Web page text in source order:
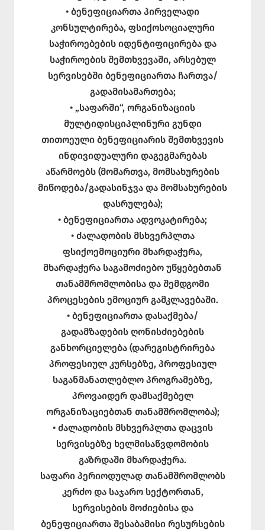
• ბენეფიციართა პირველადი
კონსულტირება, ფსიქოსოციალური
საჭიროებების იდენტიფიცირება და
საჭიროების შემთხვევაში, არსებულ
სერვისებში ბენეფიციართა ჩართვა/
გადამისამართება;
• „საფარში“, ორგანიზაციის
მულტიდისციპლინური გუნდი
თითოეული ბენეფიციარის შემთხვევის
ინდივიდუალური დაგეგმარებას
აწარმოებს (მომართვა, მომსახურების
მიწოდება/გადასინჯვა და მომსახურების
დასრულება);
• ბენეფიციართა ადვოკატირება;
• ძალადობის მსხვერპლთა
ფსიქოემოციური მხარდაჭერა,
მხარდაჭერა საგამოძიებო უწყებებთან
თანამშრომლობისა და შემდგომი
პროცესების ემოციურ გამკლავებაში.
• ბენეფიციართა დასაქმება/
გადამზადების ღონისძიებების
განხორციელება (დარეგისტრირება
პროფესიულ კურსებზე, პროფესიულ
საგანმანათლებლო პროგრამებზე,
პროვაიდერ დამსაქმებელ
ორგანიზაციებთან თანამშრომლობა);
• ძალადობის მსხვერპლთა დაცვის
სერვისებზე ხელმისაწვდომობის
გაზრდაში მხარდაჭერა.
საფარი პერიოდულად თანამშრომლობს
კერძო და საჯარო სექტორთან,
სერვისების მოძიებისა და
ბენეფიციართა შესაბამისი რესურსების